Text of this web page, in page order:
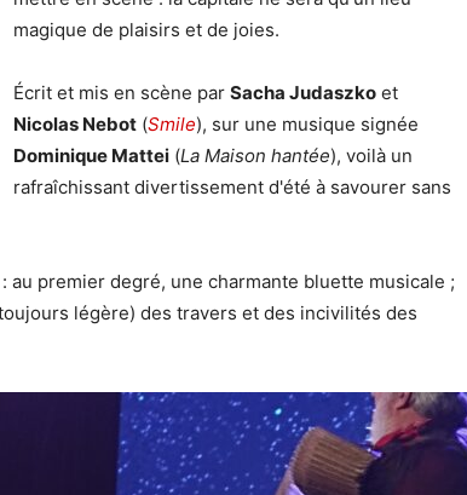
magique de plaisirs et de joies.
Écrit et mis en scène par Sacha Judaszko et
Nicolas Nebot (Smile), sur une musique signée
Dominique Mattei (La Maison hantée), voilà un
rafraîchissant divertissement d'été à savourer sans
premier degré, une charmante bluette musicale ;
légère) des travers et des incivilités des